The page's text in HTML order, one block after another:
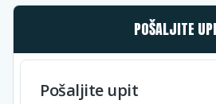
POŠALJITE
Pošaljite upit